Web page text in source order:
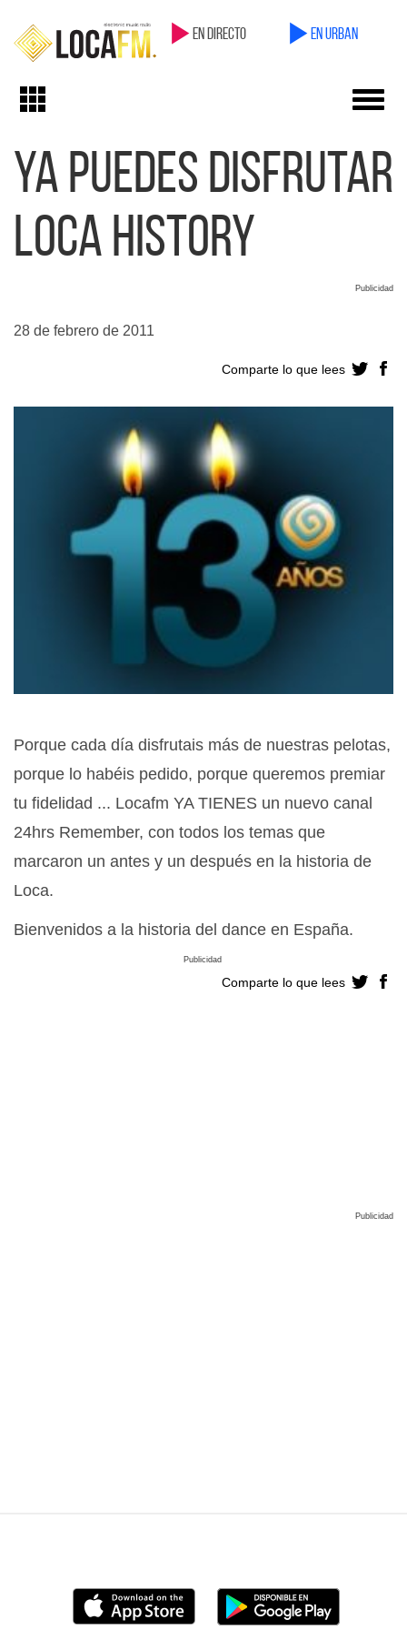
en directo en Urban
Toggle
Ya puedes disfrutar
Loca History
Publicidad
28 de febrero de 2011
Comparte lo que lees
Porque cada día disfrutais más de nuestras pelotas,
porque lo habéis pedido, porque queremos premiar
tu fidelidad ... Locafm YA TIENES un nuevo canal
24hrs Remember, con todos los temas que
marcaron un antes y un después en la historia de
Loca.
Bienvenidos a la historia del dance en España.
Comparte lo que lees
Publicidad
Publicidad